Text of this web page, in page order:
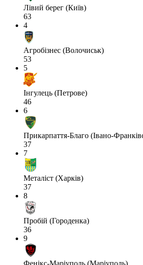
Лівий берег (Київ)
63
4
Агробізнес (Волочиськ)
53
5
Інгулець (Петрове)
46
6
Прикарпаття-Благо (Івано-
37
7
Металіст (Харків)
37
8
Пробій (Городенка)
36
9